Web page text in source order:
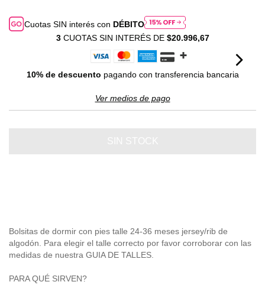
Cuotas SIN interés con DÉBITO
3CUOTAS SIN INTERÉS DE $20.996,67
10% de descuento pagando con transferencia bancaria
Ver medios de pago
Bolsitas de dormir con pies talle 24-36 meses jersey/rib de
algodón. Para elegir el talle correcto por favor corroborar con las
medidas de nuestra GUIA DE TALLES.
PARA QUÉ SIRVEN?